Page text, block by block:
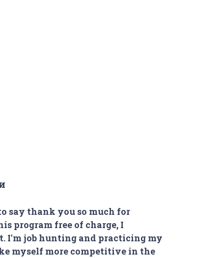
say thank you so much for
program free of charge, I
I'm job hunting and practicing my
myself more competitive in the